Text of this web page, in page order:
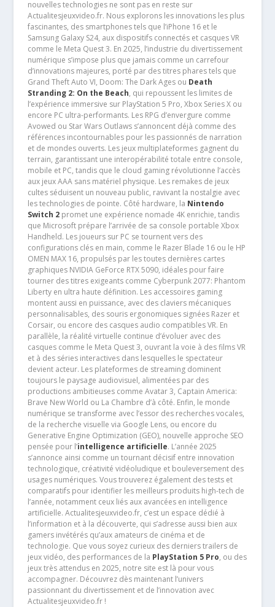
nouvelles technologies ne sont pas en reste sur
Actualitesjeuxvideo.fr. Nous explorons les innovations les plus
fascinantes, des smartphones tels que l’iPhone 16 et le
Samsung Galaxy S24, aux dispositifs connectés et casques VR
comme le Meta Quest 3. En 2025, l’industrie du divertissement
numérique s’impose plus que jamais comme un carrefour
d’innovations majeures, porté par des titres phares tels que
Grand Theft Auto VI, Doom: The Dark Ages ou Death
Stranding 2: On the Beach, qui repoussent les limites de
l’expérience immersive sur PlayStation 5 Pro, Xbox Series X ou
encore PC ultra-performants. Les RPG d’envergure comme
Avowed ou Star Wars Outlaws s’annoncent déjà comme des
références incontournables pour les passionnés de narration
et de mondes ouverts. Les jeux multiplateformes gagnent du
terrain, garantissant une interopérabilité totale entre console,
mobile et PC, tandis que le cloud gaming révolutionne l’accès
aux jeux AAA sans matériel physique. Les remakes de jeux
cultes séduisent un nouveau public, ravivant la nostalgie avec
les technologies de pointe. Côté hardware, la Nintendo
Switch 2promet une expérience nomade 4K enrichie, tandis
que Microsoft prépare l’arrivée de sa console portable Xbox
Handheld. Les joueurs sur PC se tournent vers des
configurations clés en main, comme le Razer Blade 16 ou le HP
OMEN MAX 16, propulsés par les toutes dernières cartes
graphiques NVIDIA GeForce RTX 5090, idéales pour faire
tourner des titres exigeants comme Cyberpunk 2077: Phantom
Liberty en ultra haute définition. Les accessoires gaming
montent aussi en puissance, avec des claviers mécaniques
personnalisables, des souris ergonomiques signées Razer et
Corsair, ou encore des casques audio compatibles VR. En
parallèle, la réalité virtuelle continue d’évoluer avec des
casques comme le Meta Quest 3, ouvrant la voie à des films VR
et à des séries interactives dans lesquelles le spectateur
devient acteur. Les plateformes de streaming dominent
toujours le paysage audiovisuel, alimentées par des
productions ambitieuses comme Avatar 3, Captain America:
Brave New World ou La Chambre d’à côté. Enfin, le monde
numérique se transforme avec l’essor des recherches vocales,
de la recherche visuelle via Google Lens, ou encore du
Generative Engine Optimization (GEO), nouvelle approche SEO
pensée pour l’intelligence artificielle. L’année 2025
s’annonce ainsi comme un tournant décisif entre innovation
technologique, créativité vidéoludique et bouleversement des
usages numériques. Vous trouverez également des tests et
comparatifs pour identifier les meilleurs produits high-tech de
l’année, notamment ceux liés aux avancées en intelligence
artificielle. Actualitesjeuxvideo.fr, c’est un espace dédié à
l’information et à la découverte, qui s’adresse aussi bien aux
gamers invétérés qu’aux amateurs de cinéma et de
technologie. Que vous soyez curieux des derniers trailers de
jeux vidéo, des performances de la PlayStation 5 Pro, ou des
jeux très attendus en 2025, notre site est là pour vous
accompagner. Découvrez dès maintenant l’univers
passionnant du divertissement et de l’innovation avec
Actualitesjeuxvideo.fr !